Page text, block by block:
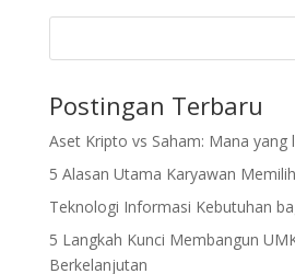
Postingan Terbaru
Aset Kripto vs Saham: Mana yang
5 Alasan Utama Karyawan
Teknologi Informasi Kebutuhan
5 Langkah Kunci Membangun
Berkelanjutan